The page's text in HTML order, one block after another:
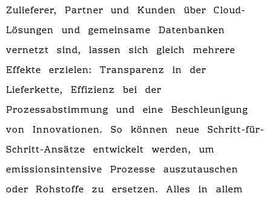
Zulieferer, Partner und Kunden über Cloud-
Lösungen und gemeinsame Datenbanken
vernetzt sind, lassen sich gleich mehrere
Effekte erzielen: Transparenz in der
Lieferkette, Effizienz bei der
Prozessabstimmung und eine Beschleunigung
von Innovationen. So können neue Schritt-für-
Schritt-Ansätze entwickelt werden, um
emissionsintensive Prozesse auszutauschen
oder Rohstoffe zu ersetzen. Alles in allem